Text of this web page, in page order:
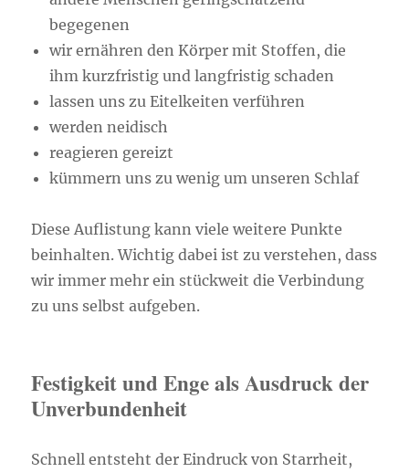
begegenen
wir ernähren den Körper mit Stoffen, die
ihm kurzfristig und langfristig schaden
lassen uns zu Eitelkeiten verführen
werden neidisch
reagieren gereizt
kümmern uns zu wenig um unseren Schlaf
Diese Auflistung kann viele weitere Punkte
beinhalten. Wichtig dabei ist zu verstehen, dass
wir immer mehr ein stückweit die Verbindung
zu uns selbst aufgeben.
Festigkeit und Enge als Ausdruck der
Unverbundenheit
Schnell entsteht der Eindruck von Starrheit,